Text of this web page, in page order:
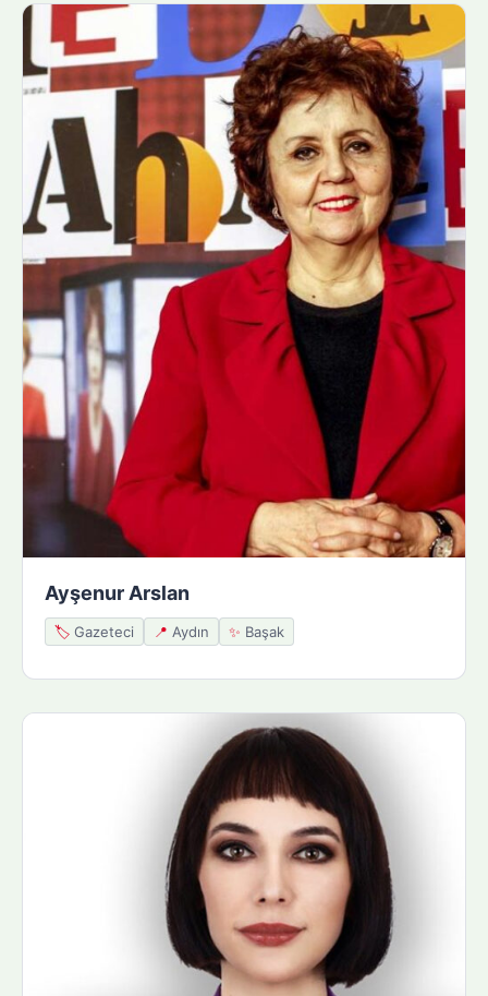
Ayşenur Arslan
🏷️ Gazeteci 📍 Aydın ✨ Başak